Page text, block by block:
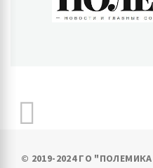
© 2019-2024 ГО